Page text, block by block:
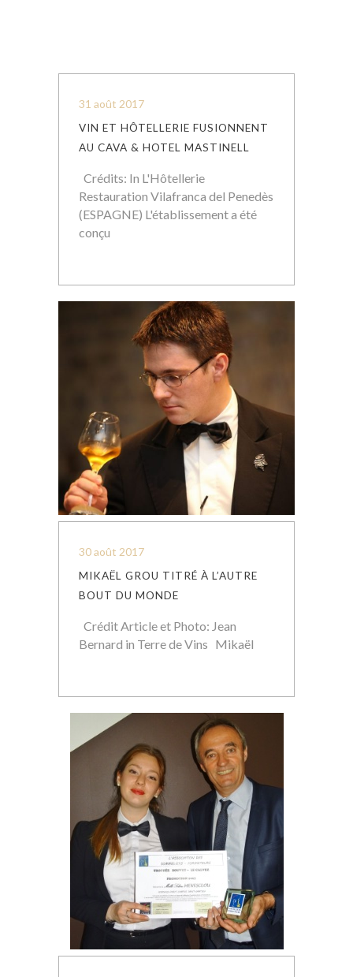
31 août 2017
VIN ET HÔTELLERIE FUSIONNENT
AU CAVA & HOTEL MASTINELL
Crédits: In L'Hôtellerie
Restauration Vilafranca del Penedès
(ESPAGNE) L'établissement a été
conçu
30 août 2017
MIKAËL GROU TITRÉ À L’AUTRE
BOUT DU MONDE
Crédit Article et Photo: Jean
Bernard in Terre de Vins Mikaël